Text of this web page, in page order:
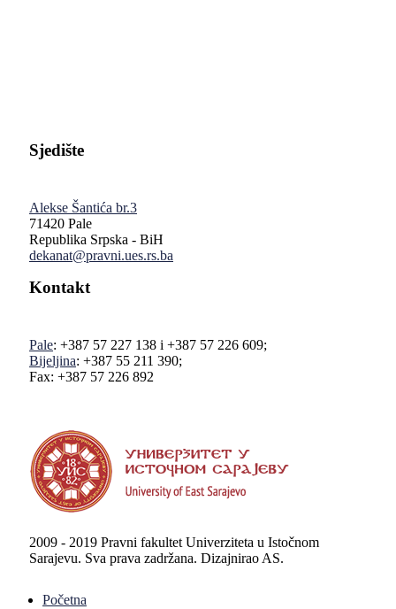
Sjedište
Alekse Šantića br.3
71420 Pale
Republika Srpska - BiH
dekanat@pravni.ues.rs.ba
Kontakt
Pale: +387 57 227 138 i +387 57 226 609;
Bijeljina: +387 55 211 390;
Fax: +387 57 226 892
2009 - 2019 Pravni fakultet Univerziteta u Istočnom
Sarajevu. Sva prava zadržana. Dizajnirao AS.
Početna